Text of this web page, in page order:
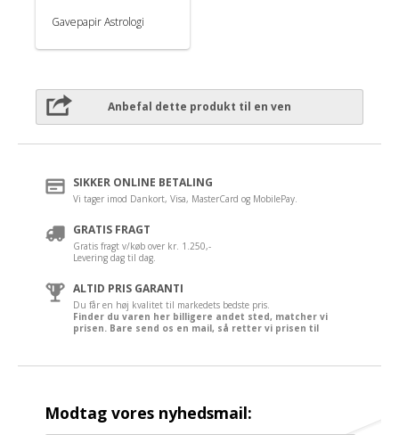
Gavepapir Astrologi
Anbefal dette produkt til en ven
SIKKER ONLINE BETALING
Vi tager imod Dankort, Visa, MasterCard og MobilePay.
GRATIS FRAGT
Gratis fragt v/køb over kr. 1.250,-
Levering dag til dag.
ALTID PRIS GARANTI
Du får en høj kvalitet til markedets bedste pris.
Finder du varen her billigere andet sted, matcher vi
prisen. Bare send os en mail, så retter vi prisen til
Modtag vores nyhedsmail: